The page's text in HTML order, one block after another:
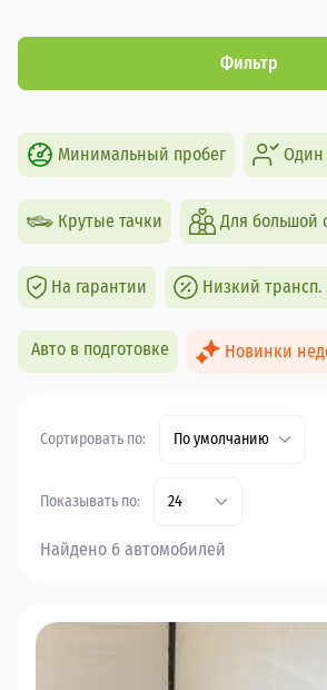
Фильтр
Минимальный пробег Один
Крутые тачки Для большой
На гарантии Низкий трансп.
Авто в подготовке Новинки
Сортировать по: По умолчанию
Показывать по: 24
Найдено 6 автомобилей